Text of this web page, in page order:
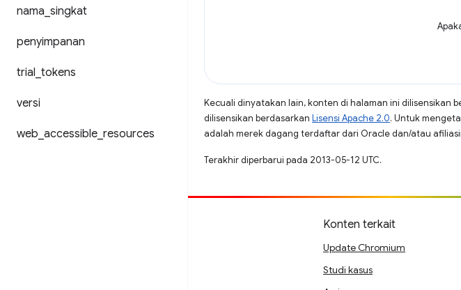
nama singkat
penyimpanan
trial tokens
versi
web accessible resources
Kecuali dinyatakan lain, konten di halaman ini dilisensikan
dilisensikan berdasarkan Lisensi Apache 2.0. Untuk
adalah merek dagang terdaftar dari Oracle dan/atau
Terakhir diperbarui pada 2013-05-12 UTC.
Konten terkait
Update Chromium
Studi kasus